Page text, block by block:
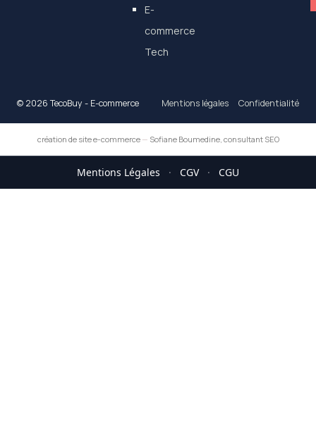
E-
commerce
Tech
© 2026 TecoBuy - E-commerce Mentions légales Confidentialité
création de site e-commerce— Sofiane Boumedine, consultant SEO
Mentions Légales · CGV · CGU